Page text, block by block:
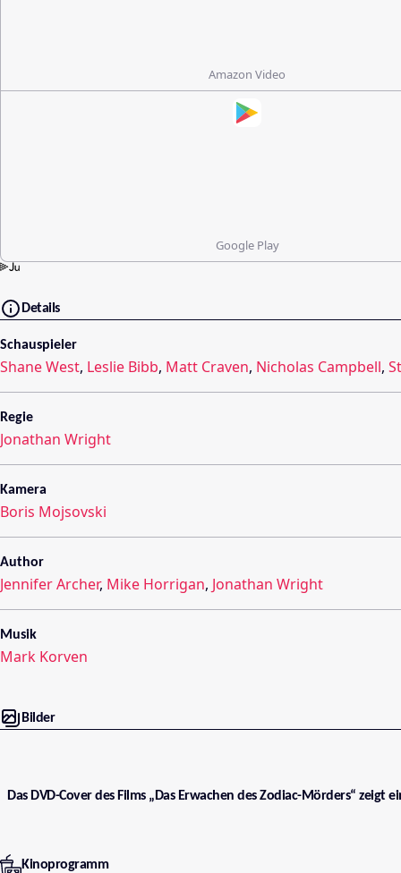
Amazon Video
Google Play
Details
Schauspieler
Shane West, Leslie Bibb, Matt Craven, Nicholas Campbell,
Regie
Jonathan Wright
Kamera
Boris Mojsovski
Author
Jennifer Archer, Mike Horrigan, Jonathan Wright
Musik
Mark Korven
Bilder
Das DVD-Cover des Films „Das Erwachen des Zodiac-Mörders“
Kinoprogramm